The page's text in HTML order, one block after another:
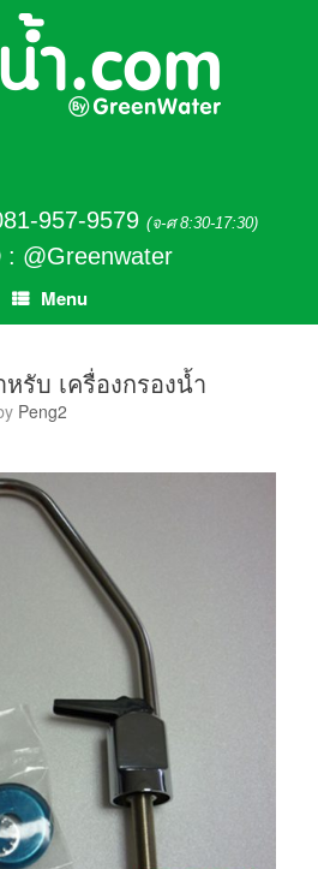
957-9579 (จ-ศ 8:30-17:30)
: @Greenwater
Menu
รับ เครื่องกรองน้ำ
Peng2